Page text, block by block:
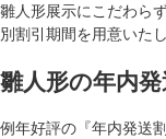
雛人形展示にこだわら
別割引期間を用意いた
雛人形の年内
例年好評の 『年内発送